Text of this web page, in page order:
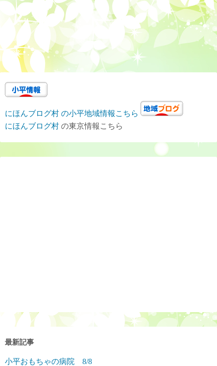
にほんブログ村 の小平地域情報こちら
にほんブログ村 の東京情報こちら
最新記事
小平おもちゃの病院 8/8